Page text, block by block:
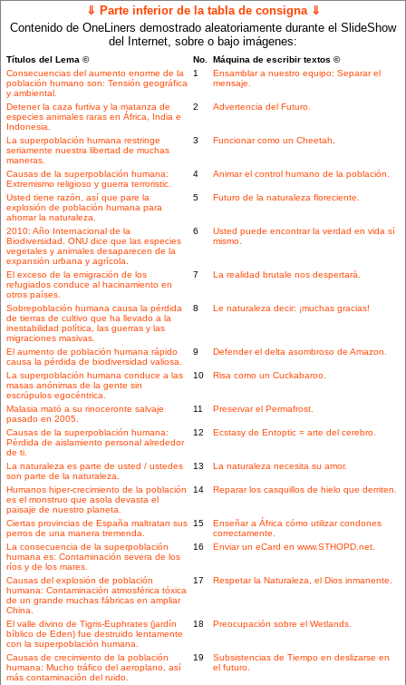
⇓ Parte inferior de la tabla de consigna ⇓
Contenido de OneLiners demostrado aleatoriamente durante el SlideShow
del Internet, sobre o bajo imágenes:
Títulos del Lema © No. Máquina de escribir textos ©
Consecuencias del aumento enorme de la
población humano son: Tensión geográfica
y ambiental.
1
Ensamblar a nuestro equipo: Separar el
mensaje.
Detener la caza furtiva y la matanza de
especies animales raras en África, India e
Indonesia.
2 Advertencia del Futuro.
La superpoblación humana restringe
seriamente nuestra libertad de muchas
maneras.
3 Funcionar como un Cheetah.
Causas de la superpoblación humana:
Extremismo religioso y guerra terroristic.
4 Animar el control humano de la población.
Usted tiene razón, así que pare la
explosión de población humana para
ahorrar la naturaleza.
5 Futuro de la naturaleza floreciente.
2010: Año Internacional de la
Biodiversidad. ONU dice que las especies
vegetales y animales desaparecen de la
expansión urbana y agrícola.
6
Usted puede encontrar la verdad en vida sí
mismo.
El exceso de la emigración de los
refugiados conduce al hacinamiento en
otros países.
7 La realidad brutale nos despertará.
Sobrepoblación humana causa la pérdida
de tierras de cultivo que ha llevado a la
inestabilidad política, las guerras y las
migraciones masivas.
8 Le naturaleza decir: ¡muchas gracias!
El aumento de población humana rápido
causa la pérdida de biodiversidad valiosa.
9 Defender el delta asombroso de Amazon.
La superpoblación humana conduce a las
masas anónimas de la gente sin
escrúpulos egocéntrica.
10 Risa como un Cuckabaroo.
Malasia mató a su rinoceronte salvaje
pasado en 2005.
11 Preservar el Permafrost.
Causas de la superpoblación humana:
Pérdida de aislamiento personal alrededor
de ti.
12 Ecstasy de Entoptic = arte del cerebro.
La naturaleza es parte de usted / ustedes
son parte de la naturaleza.
13 La naturaleza necesita su amor.
Humanos hiper-crecimiento de la población
es el monstruo que asola devasta el
paisaje de nuestro planeta.
14 Reparar los casquillos de hielo que derriten.
Ciertas provincias de España maltratan sus
perros de una manera tremenda.
15
Enseñar a África cómo utilizar condones
correctamente.
La consecuencia de la superpoblación
humana es: Contaminación severa de los
ríos y de los mares.
16 Enviar un eCard en www.STHOPD.net.
Causas del explosión de población
humana: Contaminación atmosférica tóxica
de un grande muchas fábricas en ampliar
China.
17 Respetar la Naturaleza, el Dios inmanente.
El valle divino de Tigris-Euphrates (jardín
bíblico de Eden) fue destruido lentamente
con la superpoblación humana.
18 Preocupación sobre el Wetlands.
Causas de crecimiento de la población
humana: Mucho tráfico del aeroplano, así
más contaminación del ruido.
19
Subsistencias de Tiempo en deslizarse en
el futuro.